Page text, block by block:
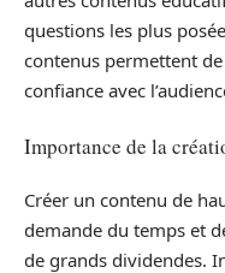
questions les plus
contenus permettent
confiance avec
Importance de la
Créer un contenu de
demande du temps et
de grands dividendes.